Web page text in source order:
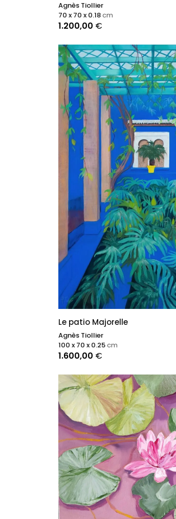
Agnès Tiollier
1.200,00 €
70 x 70 x 0.18cm
Le patio Majorelle
Agnès Tiollier
1.600,00 €
100 x 70 x 0.25cm